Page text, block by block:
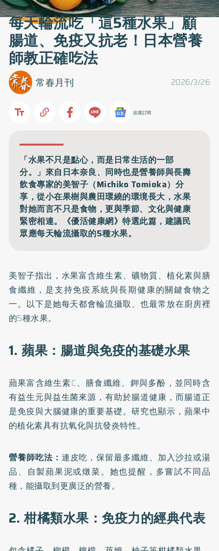
每天輪流吃「這5種水果」顧
腸道、免疫又抗老！日本營養
師教正確吃法
2026/3/26
常春月刊
追蹤訂閱
「水果不只是點心，而是日常生活的一部
分。」來自日本奈良、同時也是營養師與長壽
飲食專家的美智子（Michiko Tomioka）分
享，從小在果樹與農田環繞的環境長大，水果
對她而言不只是食物，更與季節、文化與健康
緊密相連。《優活健康網》特選此篇，建議民
眾應每天輪流攝取的5種水果。
美智子指出，水果富含維生素、礦物質、植化素與膳
食纖維，是支持免疫系統與長期健康的關鍵食物之
一。以下是她每天都會輪流攝取、也最常放在廚房裡
的5種水果。
1. 蘋果：腸道與免疫的基礎水果
蘋果富含維生素C、膳食纖維、鉀與多酚，並同時含
有益生元與益生菌來源，有助於腸道健康，而腸道正
是免疫與大腦健康的重要基礎。研究也顯示，蘋果中
的植化素具有抗氧化與抗發炎特性。
營養師吃法： 連皮吃，保留最多纖維、加入沙拉或湯
品、自製蘋果泥或燉菜。她也提醒，多嘗試不同品
種，能攝取到更廣泛的營養。
2. 柑橘類水果：免疫力的經典代表